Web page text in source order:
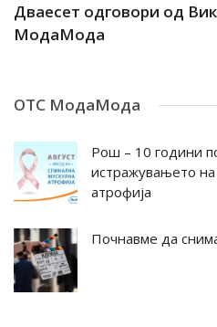
Дваесет одговори од
МодаМода
ОТС МодаМода
Рош – 10 години
истражувањето на
атрофија
Почнавме да